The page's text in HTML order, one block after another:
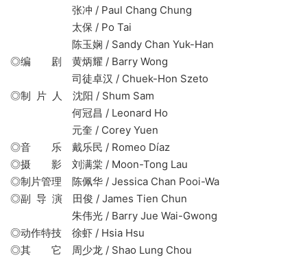
张冲 / Paul Chang Chung
太保 / Po Tai
陈玉娴 / Sandy Chan Yuk-Han
◎编 剧 黄炳耀 / Barry Wong
司徒卓汉 / Chuek-Hon Szeto
◎制 片 人 沈阳 / Shum Sam
何冠昌 / Leonard Ho
元奎 / Corey Yuen
◎音 乐 戴乐民 / Romeo Díaz
◎摄 影 刘满棠 / Moon-Tong Lau
◎制片管理 陈佩华 / Jessica Chan Pooi-Wa
◎副 导 演 田俊 / James Tien Chun
朱伟光 / Barry Jue Wai-Gwong
◎动作特技 徐虾 / Hsia Hsu
◎其 它 周少龙 / Shao Lung Chou